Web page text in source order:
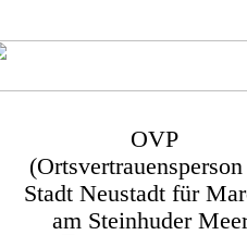
OVP
Stadt Neustadt für
am Steinhuder